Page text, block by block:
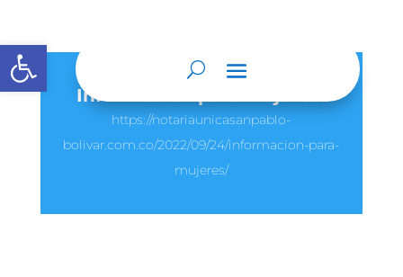
Abrir barra de herramientas
Información para Mujeres.
https://notariaunicasanpablo-
bolivar.com.co/2022/09/24/informacion-para-
mujeres/